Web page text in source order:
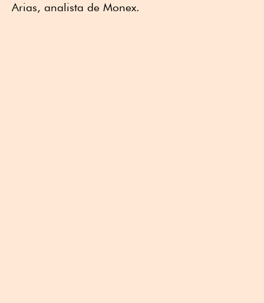
Arias, analista de Monex.